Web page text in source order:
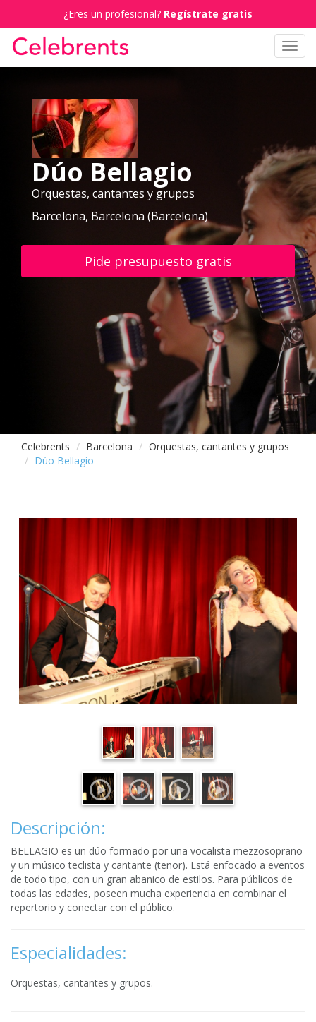
¿Eres un profesional? Regístrate gratis
Dúo Bellagio
Orquestas, cantantes y grupos
Barcelona, Barcelona (Barcelona)
Pide presupuesto gratis
Celebrents Barcelona
Orquestas, cantantes y grupos
Dúo Bellagio
Descripción:
BELLAGIO es un dúo formado por una vocalista mezzosoprano
y un músico teclista y cantante (tenor). Está enfocado a eventos
de todo tipo, con un gran abanico de estilos. Para públicos de
todas las edades, poseen mucha experiencia en combinar el
repertorio y conectar con el público.
Especialidades:
Orquestas, cantantes y grupos.